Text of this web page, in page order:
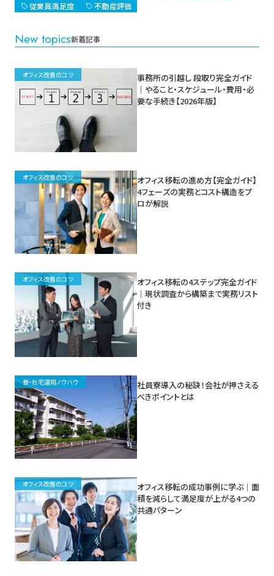
従業員満足度
不動産評価
New topics新着記事
オフィス改善のコツ
事務所の引越し 段取り完全ガイド
｜やること・スケジュール・費用・必
要な手続き【2026年版】
オフィス改善のコツ
オフィス移転の進め方【完全ガイド】
4フェーズの実務とコスト構造をプ
ロが解説
オフィス改善のコツ
オフィス移転の4ステップ完全ガイド
｜現状調査から構築まで実務リスト
付き
寮・社宅運用ノウハウ
社員寮導入の秘訣！会社が押さえる
べきポイントとは
オフィス改善のコツ
オフィス移転の成功事例に学ぶ｜面
積を減らして満足度が上がる4つの
共通パターン